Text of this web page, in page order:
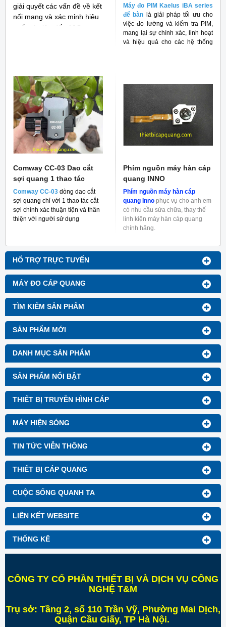
HỔ TRỢ TRỰC TUYẾN
MÁY ĐO CÁP QUANG
TÌM KIẾM SẢN PHẨM
SẢN PHẨM MỚI
DANH MỤC SẢN PHẨM
SẢN PHẨM NỔI BẬT
THIẾT BỊ TRUYỀN HÌNH CÁP
MÁY HIỆN SÓNG
TIN TỨC VIỄN THÔNG
THIẾT BỊ CÁP QUANG
CUỘC SỐNG QUANH TA
LIÊN KẾT WEBSITE
THỐNG KÊ
giải quyết các vấn đề về kết
nối mạng và xác minh hiệu
suất cáp lên đến 10G
Máy đo PIM Kaelus iBA series
để bàn là giải pháp tối ưu cho
việc đo lường và kiểm tra PIM,
mang lại sự chính xác, linh hoạt
và hiệu quả cho các hệ thống
Comway CC-03 Dao cắt
sợi quang 1 thao tác
Comway CC-03 dòng dao cắt
sợi quang chỉ với 1 thao tác cắt
sợi chính xác thuận tiện và thân
thiện với người sử dụng
Phím nguồn máy hàn cáp
quang INNO
Phím nguồn máy hàn cáp
quang Inno phục vụ cho anh em
có nhu cầu sửa chữa, thay thế
linh kiện máy hàn cáp quang
chính hãng.
CÔNG TY CỔ PHẦN THIẾT BỊ VÀ DỊCH VỤ CÔNG
NGHỆ T&M
Trụ sở: Tầng 2, số 110 Trần Vỹ, Phường Mai Dịch,
Quận Cầu Giấy, TP Hà Nội.